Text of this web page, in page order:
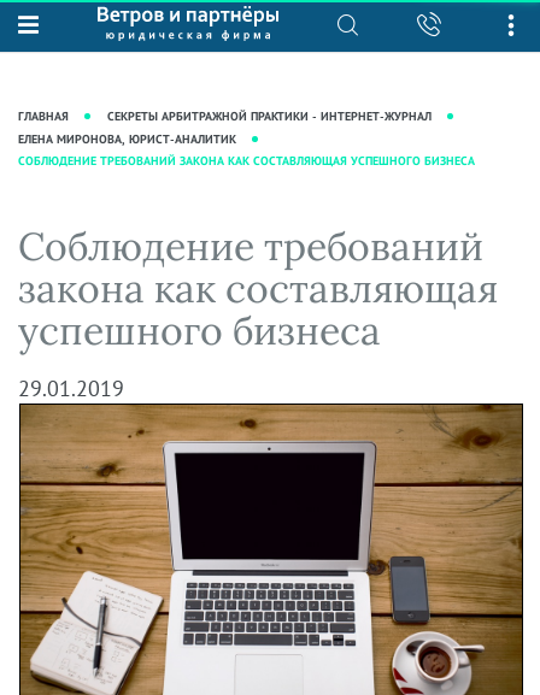
О нас
Рекомендации
фирмы
Кейсы
Вакансии
Юридические услуги
Интеллектуальная собственность
Сопровождение бизнеса
Ведение уголовных дел
Защита активов
База знаний
Журнал "Секреты арбитражной
практики"
Статьи
Аудиоподкасты
Видеоподкасты
Справочная
Вебинары и семинары
Прямые эфиры
ГЛАВНАЯ
СЕКРЕТЫ АРБИТРАЖНОЙ ПРАКТИКИ - ИНТЕРНЕТ-ЖУРНАЛ
ЕЛЕНА МИРОНОВА, ЮРИСТ-АНАЛИТИК
СОБЛЮДЕНИЕ ТРЕБОВАНИЙ ЗАКОНА КАК СОСТАВЛЯЮЩАЯ УСПЕШНОГО БИЗНЕСА
Соблюдение требований
закона как составляющая
успешного бизнеса
29.01.2019